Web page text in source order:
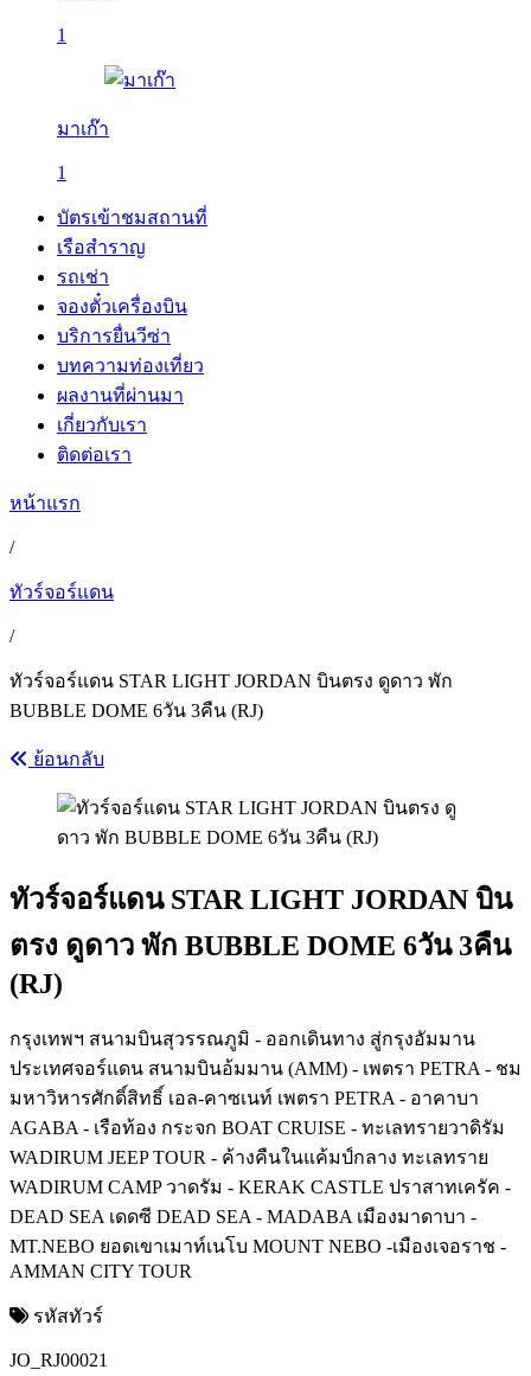
1
มาเก๊า
1
บัตรเข้าชมสถานที่
เรือสำราญ
รถเช่า
จองตั๋วเครื่องบิน
บริการยื่นวีซ่า
บทความท่องเที่ยว
ผลงานที่ผ่านมา
เกี่ยวกับเรา
ติดต่อเรา
หน้าแรก
/
ทัวร์จอร์แดน
/
ทัวร์จอร์แดน STAR LIGHT JORDAN บินตรง ดูดาว พัก
BUBBLE DOME 6วัน 3คืน (RJ)
ย้อนกลับ
ทัวร์จอร์แดน STAR LIGHT JORDAN บิน
ตรง ดูดาว พัก BUBBLE DOME 6วัน 3คืน
(RJ)
กรุงเทพฯ สนามบินสุวรรณภูมิ - ออกเดินทาง สู่กรุงอัมมาน
ประเทศจอร์แดน สนามบินอ้มมาน (AMM) - เพตรา PETRA - ชม
มหาวิหารศักดิ์สิทธิ์ เอล-คาซเนท์ เพตรา PETRA - อาคาบา
AGABA - เรือท้อง กระจก BOAT CRUISE - ทะเลทรายวาดิรัม
WADIRUM JEEP TOUR - ค้างคืนในแค้มป์กลาง ทะเลทราย
WADIRUM CAMP วาดรัม - KERAK CASTLE ปราสาทเครัค -
DEAD SEA เดดซี DEAD SEA - MADABA เมืองมาดาบา -
MT.NEBO ยอดเขาเมาท์เนโบ MOUNT NEBO -เมืองเจอราช -
AMMAN CITY TOUR
รหัสทัวร์
JO_RJ00021